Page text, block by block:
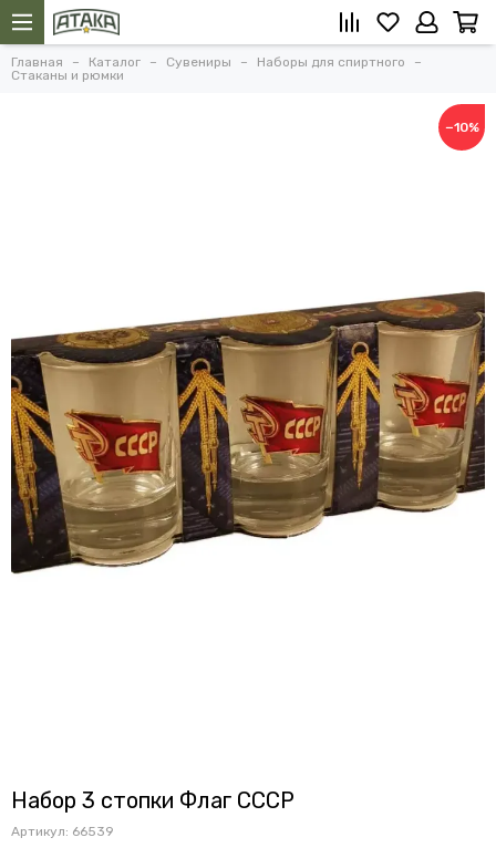
Главная Каталог Сувениры
Наборы для спиртного
Стаканы и рюмки
−10%
Набор 3 стопки Флаг СССР
Артикул: 66539